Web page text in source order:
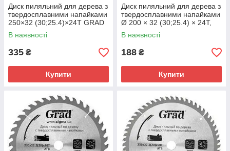
Диск пиляльний для дерева з
твердосплавними напайками
250×32 (30;25.4)×24T GRAD
(1958725)
В наявності
335 ₴
Купити
Диск пиляльний для дерева з
твердосплавними напайками
Ø 200 × 32 (30;25.4) × 24Т,
7000об/хв GRAD (1958225)
В наявності
188 ₴
Купити